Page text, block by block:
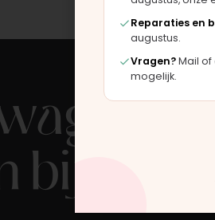
Reparaties en
augustus.
Vragen?Mail
mogelijk.